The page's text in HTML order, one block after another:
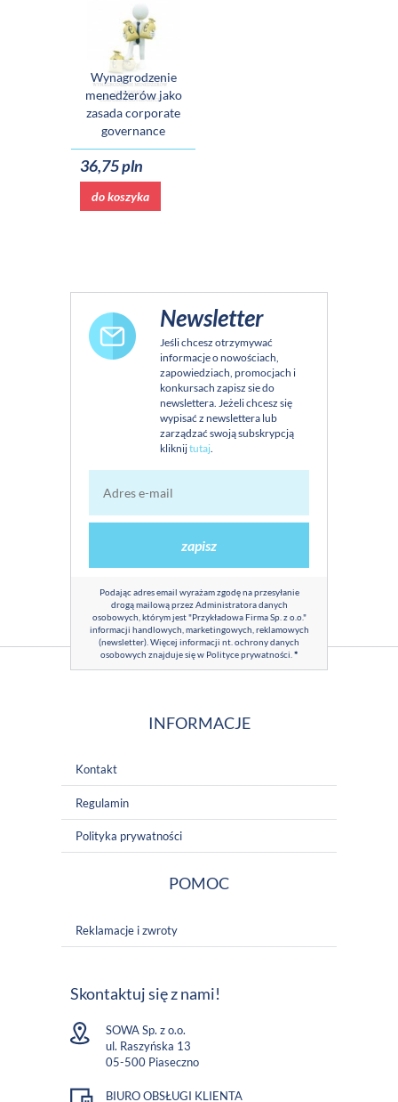
Wynagrodzenie
menedżerów jako
zasada corporate
governance
36,75 pln
do koszyka
Newsletter
Jeśli chcesz otrzymywać
informacje o nowościach,
zapowiedziach, promocjach i
konkursach zapisz sie do
newslettera. Jeżeli chcesz się
wypisać z newslettera lub
zarządzać swoją subskrypcją
kliknijtutaj.
zapisz
Podając adres email wyrażam zgodę na przesyłanie
drogą mailową przez Administratora danych
osobowych, którym jest "Przykładowa Firma Sp. z o.o."
informacji handlowych, marketingowych, reklamowych
(newsletter). Więcej informacji nt. ochrony danych
osobowych znajduje się w Polityce prywatności *
INFORMACJE
Kontakt
Regulamin
Polityka prywatności
POMOC
Reklamacje i zwroty
Skontaktuj się z nami!
SOWA Sp. z o.o.
ul. Raszyńska 13
05-500 Piaseczno
BIURO OBSŁUGI KLIENTA